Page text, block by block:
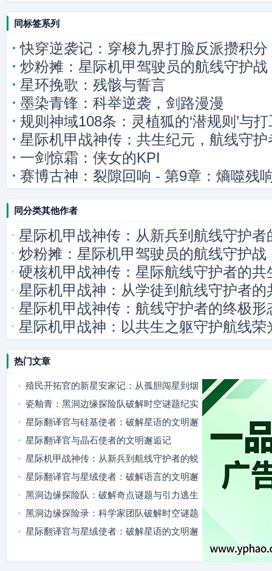
同标签系列
快穿逆袭记：穿梭九界打脸反派攒积分
炒粉摊：星际机甲驾驶员的航线守护战
星环挽歌：残骸与誓言
墨染青锋：科举逆袭，剑路漫漫
规则神域108条：灵植狐的‘潜规则’与
星际机甲战神传：共生纪元，航线守护
一剑惊霜：侠女的KPI
赛博古神：裂隙回响 - 第9章：熵噬残
同分类其他作者
星际机甲战神传：从新兵到航线守护者
炒粉摊：星际机甲驾驶员的航线守护战
硬核机甲战神传：星际航线守护者的共
星际机甲战神：从学徒到航线守护者的
星际机甲战神传：航线守护者的终极形
星际机甲战神：以共生之躯守护航线荣
热门文章
殖民开拓官的新星安家记：从孤胆闯星到烟
火满舱
瓷釉青：黑洞边缘探险队破解时空谜题纪实
星际翻译官与硅基使者：破解星语的文明邂
逅
星际翻译官与晶石使者的文明邂逅记
星际机甲战神传：从新兵到航线守护者的蜕
变
星际翻译官与星绒使者：破解语言的文明邂
逅
黑洞边缘探险队：破解奇点谜题与引力逃生
黑洞边缘探险录：科学家团队破解时空谜题
星际翻译官与星绒使者：破解星语的文明邂